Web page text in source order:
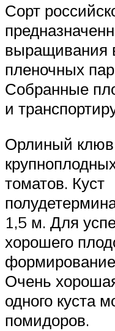
Сорт
выращивания
пленочных
Собранные
и
Орлиный клюв
томатов. Куст
1,5 м. Для
хорошего
Очень
одного куста
помидоров.